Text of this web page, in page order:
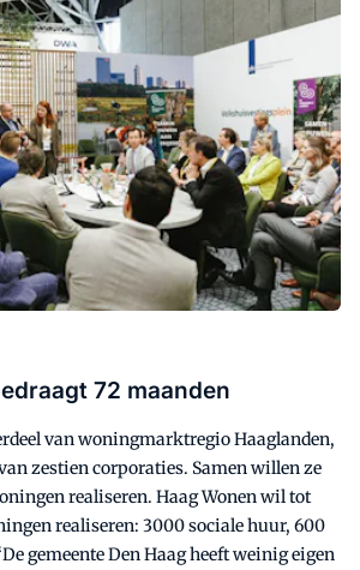
72 maanden
van woningmarktregio Haaglanden,
zestien corporaties. Samen willen ze
realiseren. Haag Wonen wil tot
realiseren: 3000 sociale huur, 600
gemeente Den Haag heeft weinig eigen